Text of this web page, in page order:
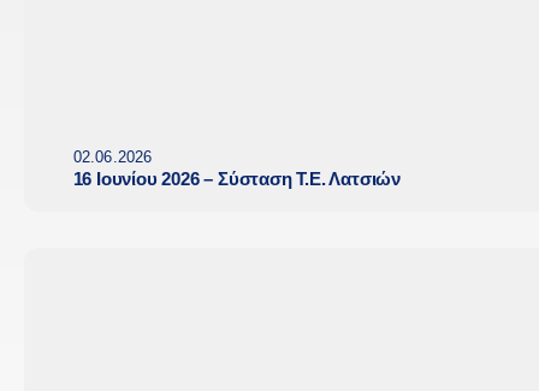
02.06.2026
16 Ιουνίου 2026 – Σύσταση Τ.Ε. Λατσιών